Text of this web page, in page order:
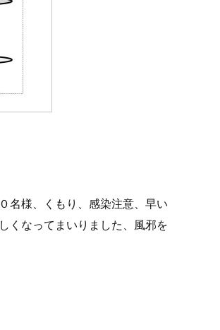
名様、くもり、感染注意、早い
くなってまいりました、風邪を